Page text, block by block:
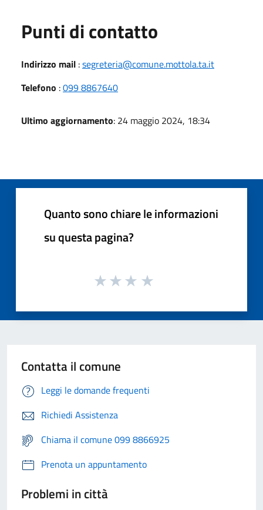
Punti di contatto
Indirizzo mail :segreteria@comune.mottola.ta.it
Telefono :099 8867640
Ultimo aggiornamento: 24 maggio 2024, 18:34
Quanto sono chiare le informazioni
su questa pagina?
Contatta il comune
Leggi le domande frequenti
Richiedi Assistenza
Chiama il comune 099 8866925
Prenota un appuntamento
Problemi in città